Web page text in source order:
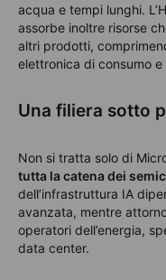
acqua e tempi lunghi.
assorbe inoltre risorse
altri prodotti,
elettronica di consumo
Una filiera sotto
Non si tratta solo di
tutta la catena dei
dell’infrastruttura IA
avanzata, mentre
operatori dell’energia,
data center.